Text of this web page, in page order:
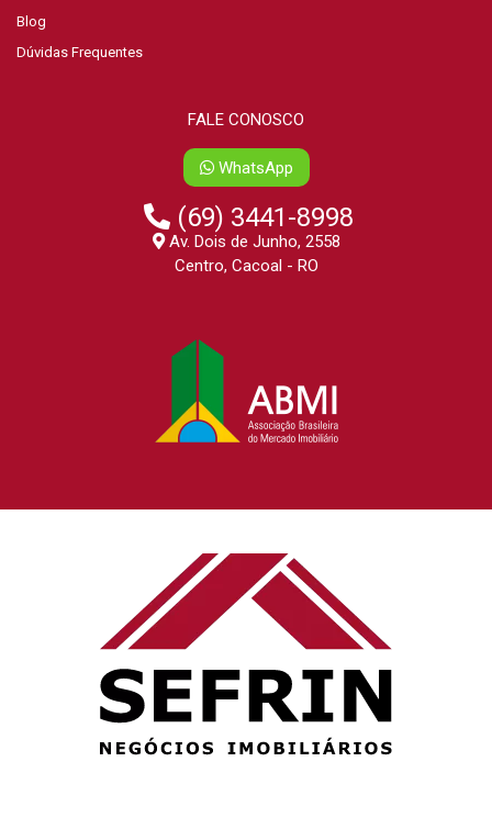
Blog
Dúvidas Frequentes
FALE CONOSCO
WhatsApp
(69) 3441-8998
Av. Dois de Junho, 2558
Centro, Cacoal - RO